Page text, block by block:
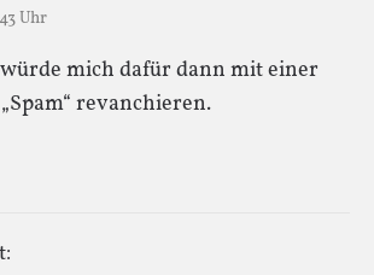
Uhr
mich dafür dann mit einer
revanchieren.